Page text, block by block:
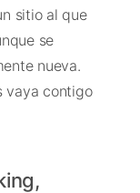
sitio al que
se
nueva.
vaya contigo